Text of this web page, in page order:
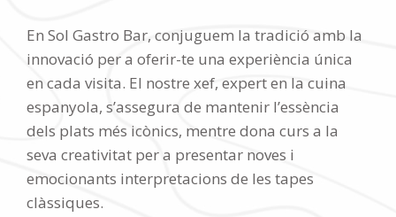
En Sol Gastro Bar, conjuguem la tradició amb la
innovació per a oferir-te una experiència única
en cada visita. El nostre xef, expert en la cuina
espanyola, s’assegura de mantenir l’essència
dels plats més icònics, mentre dona curs a la
seva creativitat per a presentar noves i
emocionants interpretacions de les tapes
clàssiques.